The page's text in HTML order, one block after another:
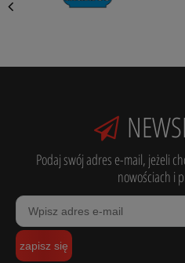
Podaj swój adres e-mail, jeżeli
nowościach i
zapisz się